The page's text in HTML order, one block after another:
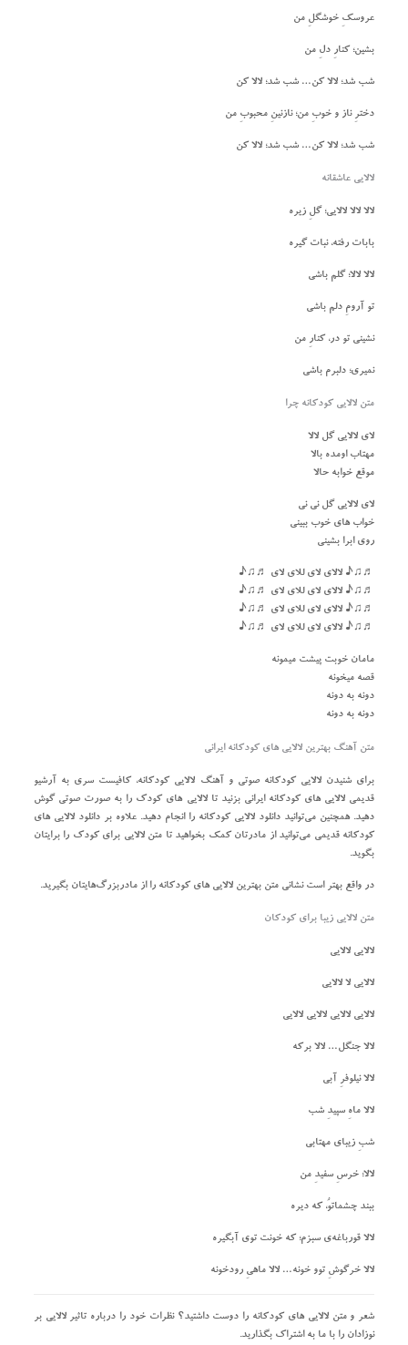
عروسکِ خوشگلِ من
بشین؛ کنارِ دلِ من
شب شد؛ لالا کن… شب شد؛ لالا کن
دخترِ ناز و خوبِ من؛ نازنینِ محبوبِ من
شب شد؛ لالا کن… شب شد؛ لالا کن
لالایی عاشقانه
لالا لالا لالایی؛ گلِ زیره
بابات رفته، نبات گیره
لالا لالا؛ گلم باشی
تو آرومِ دلم باشی
نشینی تو در، کنارِ من
نمیری؛ دلبرم باشی
متن لالایی کودکانه چرا
لای لالایی گل لالا
مهتاب اومده بالا
موقع خوابه حالا
لای لالایی گل نی نی
خواب های خوب ببینی
روی ابرا بشینی
♬♫♪ لالای لای للای لای ♬♫♪
♬♫♪ لالای لای للای لای ♬♫♪
♬♫♪ لالای لای للای لای ♬♫♪
♬♫♪ لالای لای للای لای ♬♫♪
مامان خوبت پیشت میمونه
قصه میخونه
دونه به دونه
دونه به دونه
متن آهنگ بهترین لالایی‌ های کودکانه ایرانی
برای شنیدن لالایی کودکانه صوتی و آهنگ لالایی کودکانه، کافیست سری به آرشیو
قدیمی لالایی‌ های کودکانه ایرانی بزنید تا لالایی های کودک را به صورت صوتی گوش
دهید. همچنین می‌توانید دانلود لالایی کودکانه را انجام دهید. علاوه بر دانلود لالایی های
کودکانه قدیمی می‌توانید از مادرتان کمک بخواهید تا متن لالایی برای کودک را برایتان
بگوید.
در واقع بهتر است نشانی متن بهترین لالایی‌ های کودکانه را از مادربزرگ‌هایتان بگیرید.
متن لالایی زیبا برای کودکان
لالایی لالایی
لالایی لا لالایی
لالایی لالایی لالایی لالایی
لالا جنگل… لالا برکه
لالا نیلوفرِ آبی
لالا ماهِ سپیدِ شب
شبِ زیبای مهتابی
لالا؛ خرسِ سفیدِ من
ببند چشماتوُ، که دیره
لالا قورباغه‌ی سبزم؛ که خونت توی آبگیره
لالا خرگوشِ توو خونه… لالا ماهیِ رودخونه
شعر و متن لالایی های کودکانه را دوست داشتید؟ نظرات خود را درباره تاثیر لالایی بر
نوزادان را با ما به اشتراک بگذارید.